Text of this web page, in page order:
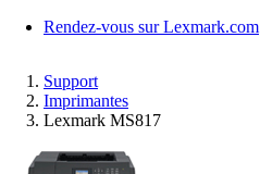
Rendez-vous sur Lexmark.com
Support
Imprimantes
Lexmark MS817